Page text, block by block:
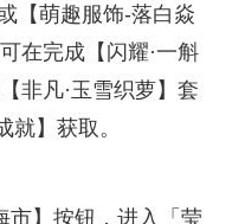
萌趣服饰-落白焱
在完成【闪耀·一斛
非凡·玉雪织萝】套
】获取。
】按钮，进入「莹